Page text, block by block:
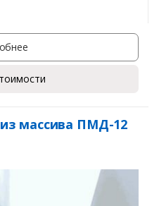
массива ПМД-12